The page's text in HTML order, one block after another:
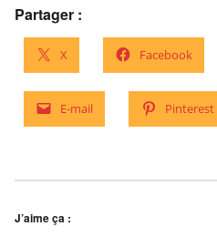
Partager :
X Facebook
E-mail Pinterest
J’aime ça :